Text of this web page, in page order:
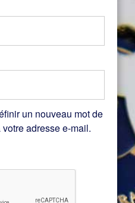
un nouveau mot de
adresse e-mail.